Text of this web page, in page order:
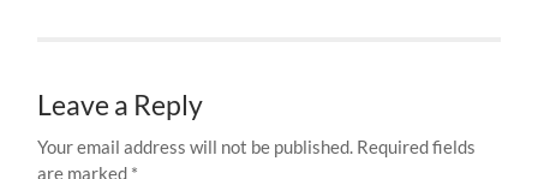
Leave a Reply
Your email address will not be published. Required fields
are marked *